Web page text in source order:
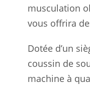
musculation
vous offrira
Dotée d’un
coussin de
machine à